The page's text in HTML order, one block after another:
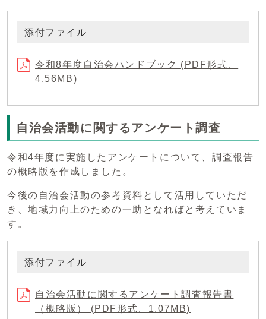
添付ファイル
令和8年度自治会ハンドブック (PDF形式、
4.56MB)
自治会活動に関するアンケート調査
令和4年度に実施したアンケートについて、調査報告
の概略版を作成しました。
今後の自治会活動の参考資料として活用していただ
き、地域力向上のための一助となればと考えていま
す。
添付ファイル
自治会活動に関するアンケート調査報告書
（概略版） (PDF形式、1.07MB)